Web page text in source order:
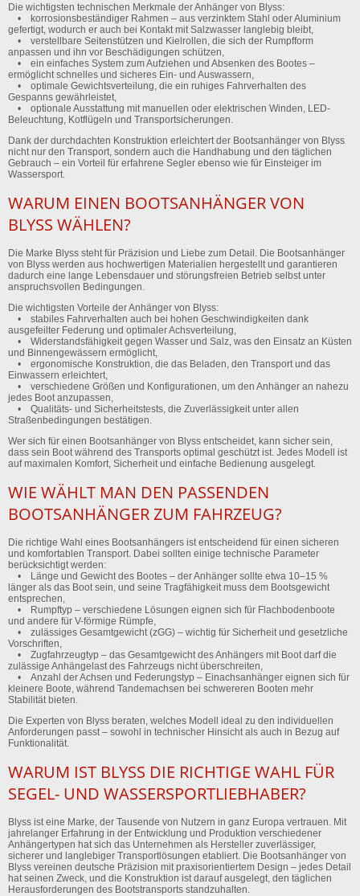
Die wichtigsten technischen Merkmale der Anhänger von Blyss:
• korrosionsbeständiger Rahmen – aus verzinktem Stahl oder Aluminium
gefertigt, wodurch er auch bei Kontakt mit Salzwasser langlebig bleibt,
• verstellbare Seitenstützen und Kielrollen, die sich der Rumpfform
anpassen und ihn vor Beschädigungen schützen,
• ein einfaches System zum Aufziehen und Absenken des Bootes –
ermöglicht schnelles und sicheres Ein- und Auswassern,
• optimale Gewichtsverteilung, die ein ruhiges Fahrverhalten des
Gespanns gewährleistet,
• optionale Ausstattung mit manuellen oder elektrischen Winden, LED-
Beleuchtung, Kotflügeln und Transportsicherungen.
Dank der durchdachten Konstruktion erleichtert der Bootsanhänger von Blyss
nicht nur den Transport, sondern auch die Handhabung und den täglichen
Gebrauch – ein Vorteil für erfahrene Segler ebenso wie für Einsteiger im
Wassersport.
WARUM EINEN BOOTSANHÄNGER VON
BLYSS WÄHLEN?
Die Marke Blyss steht für Präzision und Liebe zum Detail. Die Bootsanhänger
von Blyss werden aus hochwertigen Materialien hergestellt und garantieren
dadurch eine lange Lebensdauer und störungsfreien Betrieb selbst unter
anspruchsvollen Bedingungen.
Die wichtigsten Vorteile der Anhänger von Blyss:
• stabiles Fahrverhalten auch bei hohen Geschwindigkeiten dank
ausgefeilter Federung und optimaler Achsverteilung,
• Widerstandsfähigkeit gegen Wasser und Salz, was den Einsatz an Küsten
und Binnengewässern ermöglicht,
• ergonomische Konstruktion, die das Beladen, den Transport und das
Einwassern erleichtert,
• verschiedene Größen und Konfigurationen, um den Anhänger an nahezu
jedes Boot anzupassen,
• Qualitäts- und Sicherheitstests, die Zuverlässigkeit unter allen
Straßenbedingungen bestätigen.
Wer sich für einen Bootsanhänger von Blyss entscheidet, kann sicher sein,
dass sein Boot während des Transports optimal geschützt ist. Jedes Modell ist
auf maximalen Komfort, Sicherheit und einfache Bedienung ausgelegt.
WIE WÄHLT MAN DEN PASSENDEN
BOOTSANHÄNGER ZUM FAHRZEUG?
Die richtige Wahl eines Bootsanhängers ist entscheidend für einen sicheren
und komfortablen Transport. Dabei sollten einige technische Parameter
berücksichtigt werden:
• Länge und Gewicht des Bootes – der Anhänger sollte etwa 10–15 %
länger als das Boot sein, und seine Tragfähigkeit muss dem Bootsgewicht
entsprechen,
• Rumpftyp – verschiedene Lösungen eignen sich für Flachbodenboote
und andere für V-förmige Rümpfe,
• zulässiges Gesamtgewicht (zGG) – wichtig für Sicherheit und gesetzliche
Vorschriften,
• Zugfahrzeugtyp – das Gesamtgewicht des Anhängers mit Boot darf die
zulässige Anhängelast des Fahrzeugs nicht überschreiten,
• Anzahl der Achsen und Federungstyp – Einachsanhänger eignen sich für
kleinere Boote, während Tandemachsen bei schwereren Booten mehr
Stabilität bieten.
Die Experten von Blyss beraten, welches Modell ideal zu den individuellen
Anforderungen passt – sowohl in technischer Hinsicht als auch in Bezug auf
Funktionalität.
WARUM IST BLYSS DIE RICHTIGE WAHL FÜR
SEGEL- UND WASSERSPORTLIEBHABER?
Blyss ist eine Marke, der Tausende von Nutzern in ganz Europa vertrauen. Mit
jahrelanger Erfahrung in der Entwicklung und Produktion verschiedener
Anhängertypen hat sich das Unternehmen als Hersteller zuverlässiger,
sicherer und langlebiger Transportlösungen etabliert. Die Bootsanhänger von
Blyss vereinen deutsche Präzision mit praxisorientiertem Design – jedes Detail
hat seinen Zweck, und die Konstruktion ist darauf ausgelegt, den täglichen
Herausforderungen des Bootstransports standzuhalten.